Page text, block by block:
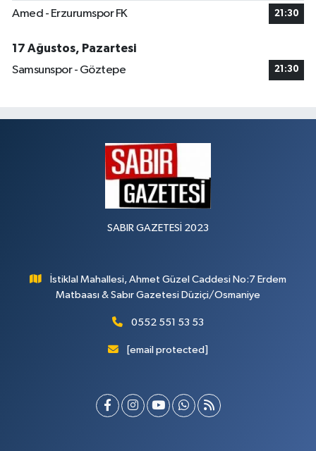
Amed - Erzurumspor FK 21:30
17 Ağustos, Pazartesi
Samsunspor - Göztepe
21:30
SABIR GAZETESİ 2023
İstiklal Mahallesi, Ahmet Güzel Caddesi No:7 Erdem
Matbaası & Sabır Gazetesi Düziçi/Osmaniye
0552 551 53 53
[email protected]